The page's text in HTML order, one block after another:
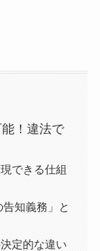
！違法で
できる仕組
知義務」と
定的な違い